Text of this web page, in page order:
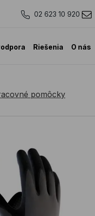
02 623 10 920
Riešenia O nás
pomôcky